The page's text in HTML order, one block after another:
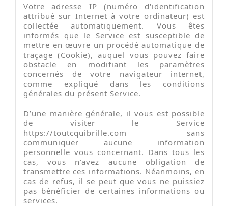
Votre adresse IP (numéro d'identification
attribué sur Internet à votre ordinateur) est
collectée automatiquement. Vous êtes
informés que le Service est susceptible de
mettre en œuvre un procédé automatique de
traçage (Cookie), auquel vous pouvez faire
obstacle en modifiant les paramètres
concernés de votre navigateur internet,
comme expliqué dans les conditions
générales du présent Service.
D’une manière générale, il vous est possible
de visiter le Service
https://toutcquibrille.com sans
communiquer aucune information
personnelle vous concernant. Dans tous les
cas, vous n’avez aucune obligation de
transmettre ces informations. Néanmoins, en
cas de refus, il se peut que vous ne puissiez
pas bénéficier de certaines informations ou
services.